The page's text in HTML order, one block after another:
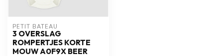
PETIT BATEAU
3 OVERSLAG
ROMPERTJES KORTE
MOUW A0F9X BEER